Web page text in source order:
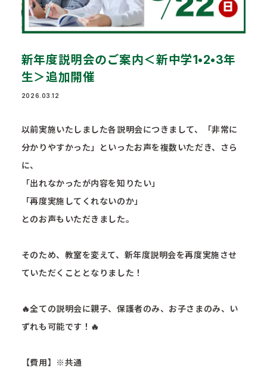
新年度説明会のご案内＜新中学1•2•3年
生＞追加開催
2026.03.12
以前実施いたしました各説明会につきまして、「非常に
分かりやすかった」といったお声を複数いただき、さら
に、
「出れなかったが内容を知りたい」
「再度実施してくれないのか」
とのお声もいただきました。
そのため、教室を変えて、新年度説明会を再度実施させ
ていただくこととなりました！
🔥全ての説明会に親子、保護者のみ、お子さまのみ、い
ずれも可能です！🔥
【費用】※共通